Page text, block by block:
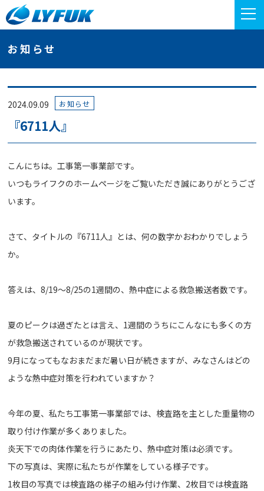
お知らせ
2024.09.09 お知らせ
『6711人』
こんにちは。工事第一事業部です。
いつもライフクのホームページをご覧いただき誠にありがとうござ
います。
さて、タイトルの『6711人』とは、何の数字かおわかりでしょう
か。
答えは、8/19～8/25の1週間の、熱中症による救急搬送者数です。
夏のピークは過ぎたとは言え、1週間のうちにこんなにも多くの方
が救急搬送されているのが現状です。
9月になってもなおまだまだ暑い日が続きますが、みなさんはどの
ような熱中症対策を行われていますか？
今年の夏、私たち工事第一事業部では、検査路を主とした重量物の
取り付け作業が多くありました。
炎天下での肉体作業を行うにあたり、熱中症対策は必須です。
下の写真は、実際に私たちが作業をしている様子です。
1枚目の写真では検査路の梯子の組み付け作業、2枚目では検査路